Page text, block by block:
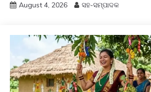
August 4, 2026 ସହ-ସମ୍ପାଦକ